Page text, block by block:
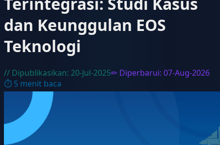
dan Keunggulan EOS
Teknologi
// Dipublikasikan: 20-Jul-2025✏ Diperbarui: 07-Aug-2026
⏱ 5 menit baca